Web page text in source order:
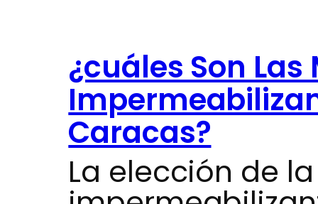
¿cuáles Son
Caracas?
La elección de